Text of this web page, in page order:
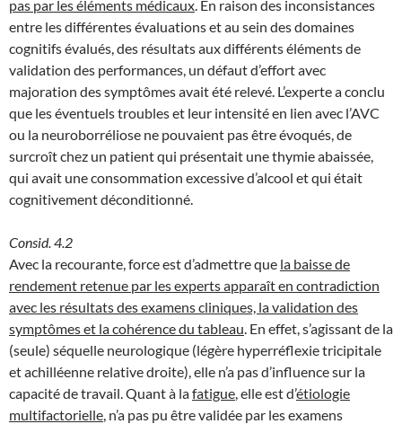
pas par les éléments médicaux . En raison des inconsistances
entre les différentes évaluations et au sein des domaines
cognitifs évalués, des résultats aux différents éléments de
validation des performances, un défaut d’effort avec
majoration des symptômes avait été relevé. L’experte a conclu
que les éventuels troubles et leur intensité en lien avec l’AVC
ou la neuroborréliose ne pouvaient pas être évoqués, de
surcroît chez un patient qui présentait une thymie abaissée,
qui avait une consommation excessive d’alcool et qui était
cognitivement déconditionné.
Consid. 4.2
Avec la recourante, force est d’admettre que la baisse de
rendement retenue par les experts apparaît en contradiction
avec les résultats des examens cliniques, la validation des
symptômes et la cohérence du tableau . En effet, s’agissant de la
(seule) séquelle neurologique (légère hyperréflexie tricipitale
et achilléenne relative droite), elle n’a pas d’influence sur la
capacité de travail. Quant à lafatigue , elle est d’étiologie
multifactorielle , n’a pas pu être validée par les examens